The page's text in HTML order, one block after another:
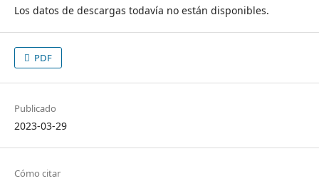
Los datos de descargas todavía no están disponibles.
PDF
Publicado
2023-03-29
Cómo citar